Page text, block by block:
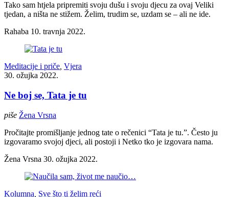
Tako sam htjela pripremiti svoju dušu i svoju djecu za ovaj Veliki
tjedan, a ništa ne stižem. Želim, trudim se, uzdam se – ali ne ide.
Rahaba 10. travnja 2022.
Meditacije i priče Vjera
30. ožujka 2022.
Ne boj se, Tata je tu
piše Žena Vrsna
Pročitajte promišljanje jednog tate o rečenici “Tata je tu.”. Često ju
izgovaramo svojoj djeci, ali postoji i Netko tko je izgovara nama.
Žena Vrsna 30. ožujka 2022.
Kolumna Sve što ti želim reći